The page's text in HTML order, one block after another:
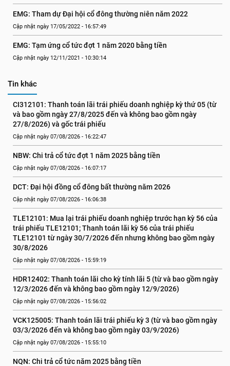
EMG: Tham dự Đại hội cổ đông thường niên năm 2022
Cập nhật ngày 17/05/2022 - 16:57:49
EMG: Tạm ứng cổ tức đợt 1 năm 2020 bằng tiền
Cập nhật ngày 12/11/2021 - 10:30:14
Tin khác
CI312101: Thanh toán lãi trái phiếu doanh nghiệp kỳ thứ 05 (từ
và bao gồm ngày 27/8/2025 đến và không bao gồm ngày
27/8/2026) và gốc trái phiếu
Cập nhật ngày 07/08/2026 - 16:22:47
NBW: Chi trả cổ tức đợt 1 năm 2025 bằng tiền
Cập nhật ngày 07/08/2026 - 16:07:17
DCT: Đại hội đồng cổ đông bất thường năm 2026
Cập nhật ngày 07/08/2026 - 16:06:38
TLE12101: Mua lại trái phiếu doanh nghiệp trước hạn kỳ 56 của
trái phiếu TLE12101; Thanh toán lãi kỳ 56 của trái phiếu
TLE12101 từ ngày 30/7/2026 đến nhưng không bao gồm ngày
30/8/2026
Cập nhật ngày 07/08/2026 - 15:59:19
HDR12402: Thanh toán lãi cho kỳ tính lãi 5 (từ và bao gồm ngày
12/3/2026 đến và không bao gồm ngày 12/9/2026)
Cập nhật ngày 07/08/2026 - 15:56:02
VCK125005: Thanh toán lãi trái phiếu kỳ 3 (từ và bao gồm ngày
03/3/2026 đến và không bao gồm ngày 03/9/2026)
Cập nhật ngày 07/08/2026 - 15:55:10
NQN: Chi trả cổ tức năm 2025 bằng tiền